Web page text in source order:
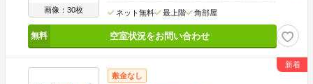
画像：30枚 ネット無料 最上階 角部屋
空室状況をお問い合わせ
敷金なし